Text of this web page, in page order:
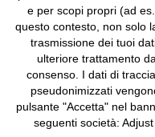
e per scopi propri (ad
questo contesto, non solo
trasmissione dei tuoi
ulteriore trattamento
consenso. I dati di
pseudonimizzati
pulsante "Accetta" nel
seguenti società: